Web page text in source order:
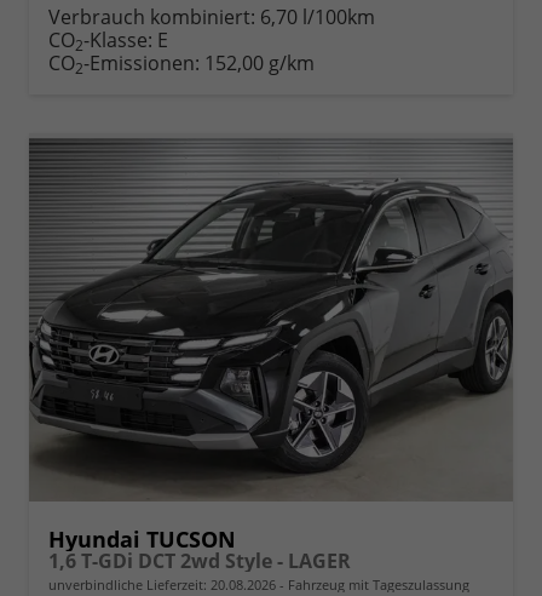
anfordern
Datei,
Verbrauch kombiniert: 6,70 l/100km
CO2-Klasse: E
CO2-Emissionen: 152,00 g/km
Hyundai TUCSON
1,6 T-GDi DCT 2wd Style - LAGER
unverbindliche Lieferzeit: 20.08.2026 Fahrzeug mit Tageszulassung